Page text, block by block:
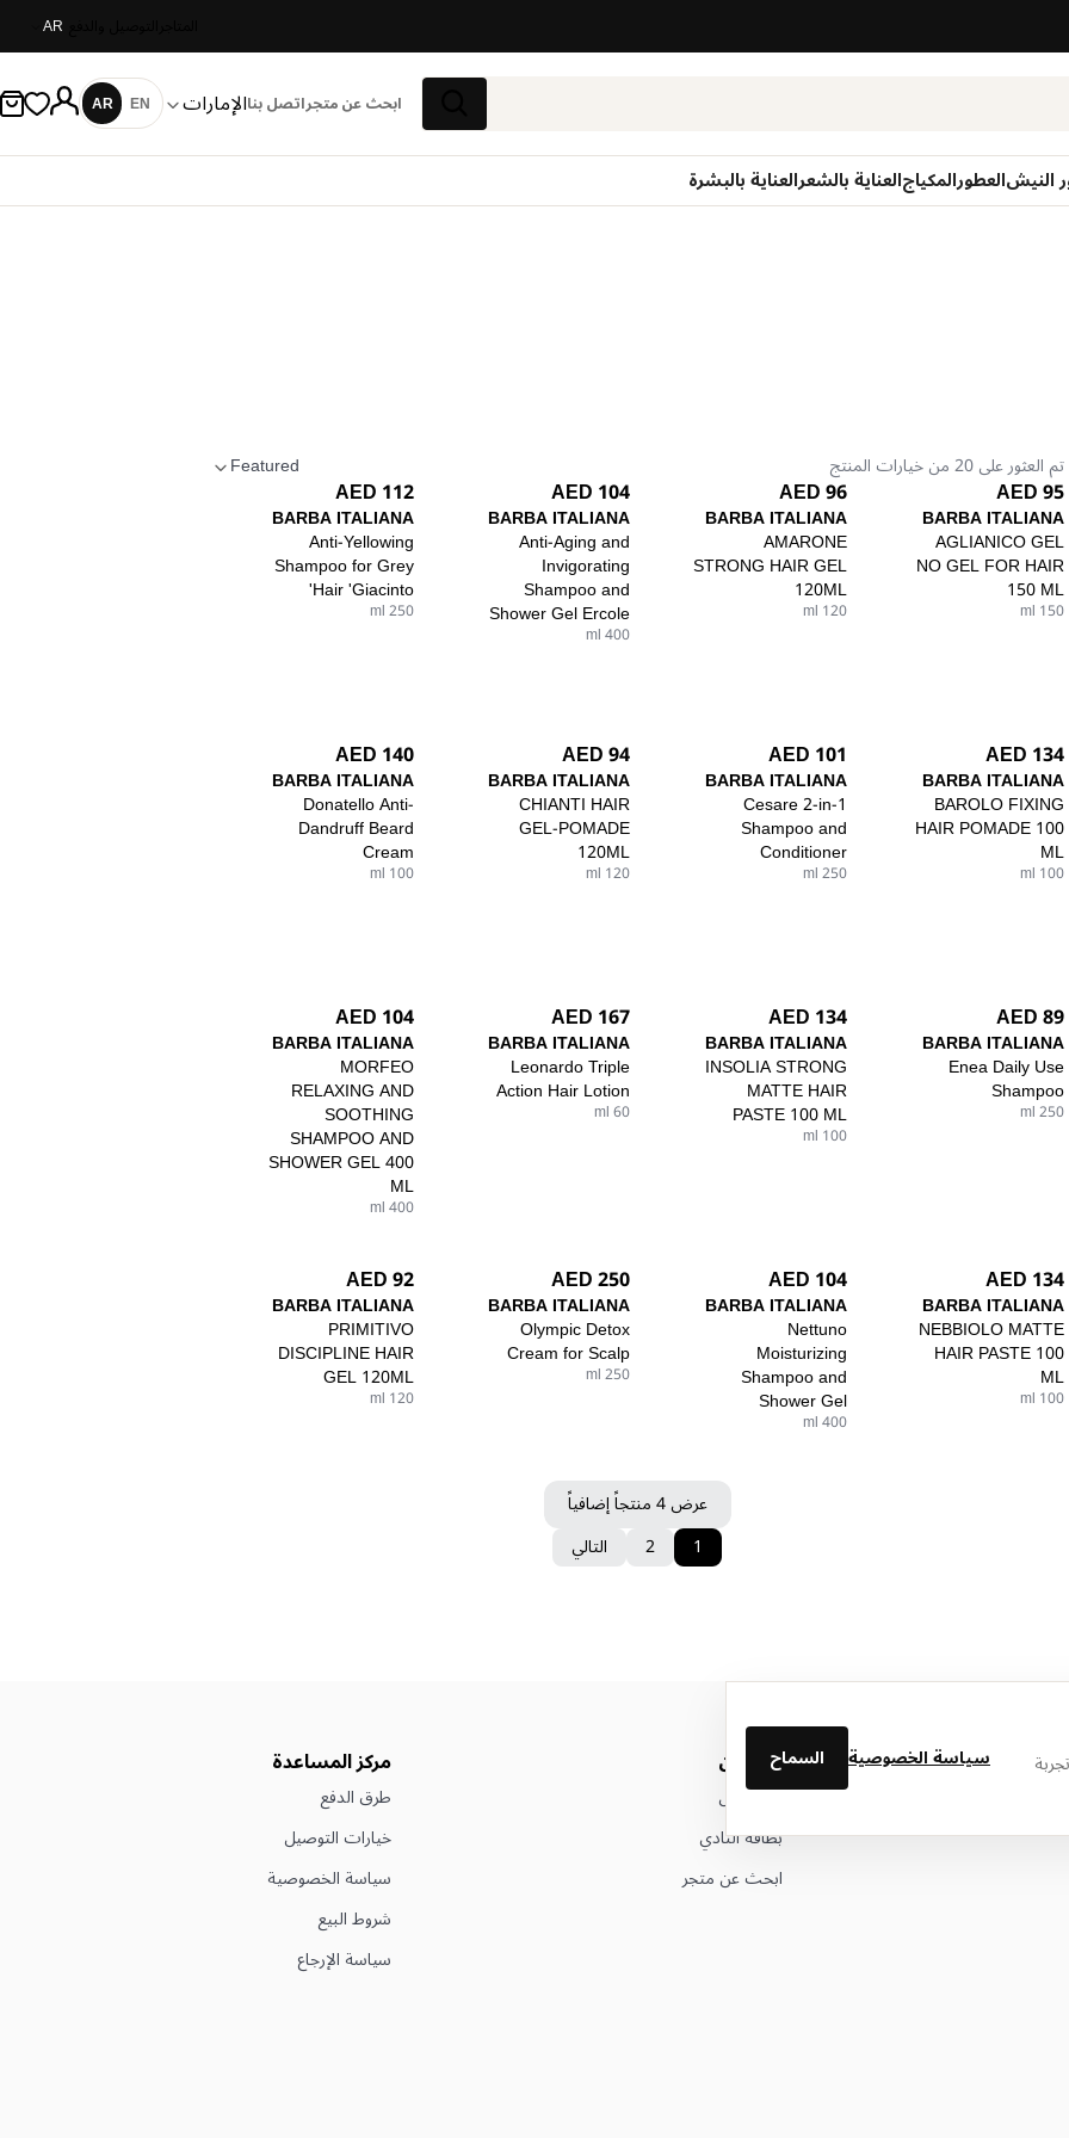
AR
بحث
ابحث عن متجراتصل بناالإمارات اللغة
EN
AR
النيشالعطورالمكياجالعناية بالشعرالعناية بالبشرة
تم العثور على 20 من خيارات المنتج Featured
95 AED
BARBA ITALIANA
AGLIANICO GEL
NO GEL FOR HAIR
150 ML
150 ml
96 AED
BARBA ITALIANA
AMARONE
STRONG HAIR GEL
120ML
120 ml
104 AED
BARBA ITALIANA
Anti-Aging and
Invigorating
Shampoo and
Shower Gel Ercole
400 ml
112 AED
BARBA ITALIANA
Anti-Yellowing
Shampoo for Grey
Hair 'Giacinto'
250 ml
134 AED
BARBA ITALIANA
BAROLO FIXING
HAIR POMADE 100
ML
100 ml
101 AED
BARBA ITALIANA
Cesare 2-in-1
Shampoo and
Conditioner
250 ml
94 AED
BARBA ITALIANA
CHIANTI HAIR
GEL-POMADE
120ML
120 ml
140 AED
BARBA ITALIANA
Donatello Anti-
Dandruff Beard
Cream
100 ml
89 AED
BARBA ITALIANA
Enea Daily Use
Shampoo
250 ml
134 AED
BARBA ITALIANA
INSOLIA STRONG
MATTE HAIR
PASTE 100 ML
100 ml
167 AED
BARBA ITALIANA
Leonardo Triple
Action Hair Lotion
60 ml
104 AED
BARBA ITALIANA
MORFEO
RELAXING AND
SOOTHING
SHAMPOO AND
SHOWER GEL 400
ML
400 ml
134 AED
BARBA ITALIANA
NEBBIOLO MATTE
HAIR PASTE 100
ML
100 ml
104 AED
BARBA ITALIANA
Nettuno
Moisturizing
Shampoo and
Shower Gel
400 ml
250 AED
BARBA ITALIANA
Olympic Detox
Cream for Scalp
250 ml
92 AED
BARBA ITALIANA
PRIMITIVO
DISCIPLINE HAIR
GEL 120ML
120 ml
عرض 4 منتجاً إضافياً
1
2 التالي
سياسة الخصوصية السماحمن نحن
عن ليتوال
بطاقة النادي
ابحث عن متجر
مركز المساعدة
طرق الدفع
خيارات التوصيل
سياسة الخصوصية
شروط البيع
سياسة الإرجاع